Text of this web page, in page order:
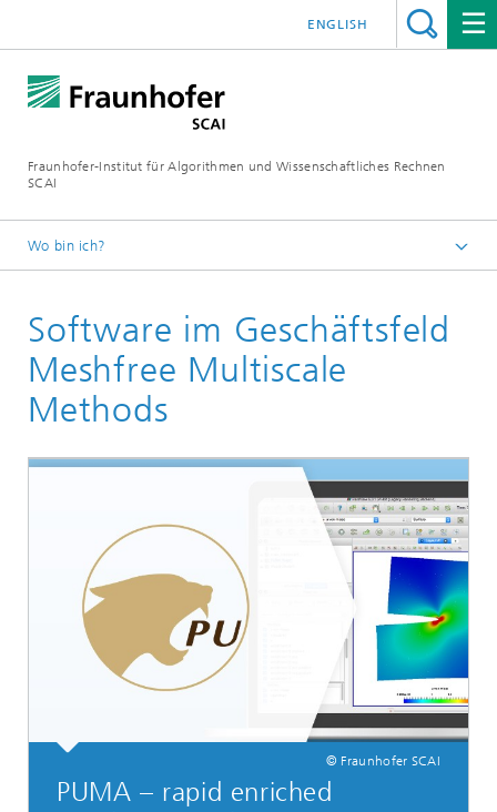
Fraunhofer-Institut für Algorithmen und Wissenschaftliches Rechnen
SCAI
ENGLISH
Wo bin ich?
Geschäftsfelder
Meshfree Multiscale Methods
Software im Geschäftsfeld
Meshfree Multiscale
Methods
© Fraunhofer SCAI
PUMA – rapid enriched